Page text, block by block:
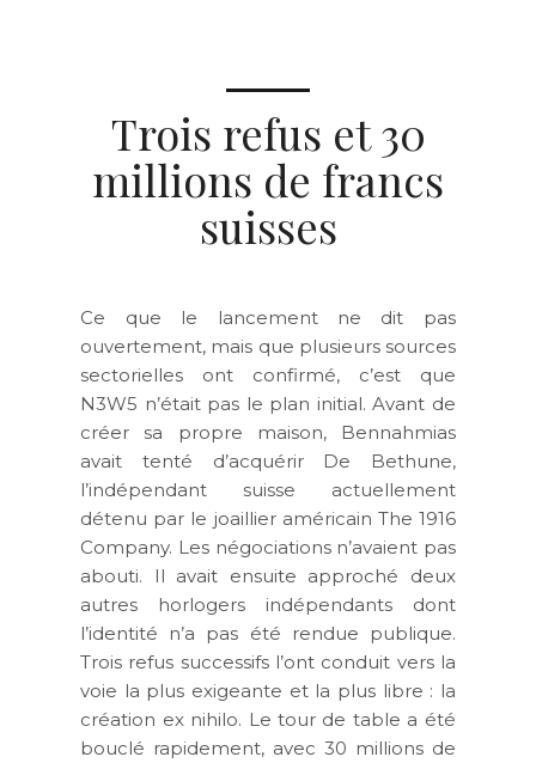
Trois refus et 30
millions de francs
suisses
Ce que le lancement ne dit pas
ouvertement, mais que plusieurs sources
sectorielles ont confirmé, c’est que
N3W5 n’était pas le plan initial. Avant de
créer sa propre maison, Bennahmias
avait tenté d’acquérir De Bethune,
l’indépendant suisse actuellement
détenu par le joaillier américain The 1916
Company. Les négociations n’avaient pas
abouti. Il avait ensuite approché deux
autres horlogers indépendants dont
l’identité n’a pas été rendue publique.
Trois refus successifs l’ont conduit vers la
voie la plus exigeante et la plus libre : la
création ex nihilo. Le tour de table a été
bouclé rapidement, avec 30 millions de